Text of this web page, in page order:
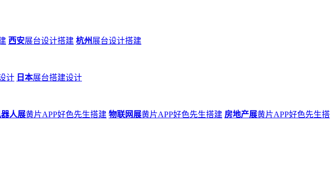
西安展台设计搭建 杭州展台设计搭建
计 日本展台搭建设计
人展黄片APP好色先生搭建 物联网展黄片APP好色先生搭建 房地产展黄片APP好色先生搭